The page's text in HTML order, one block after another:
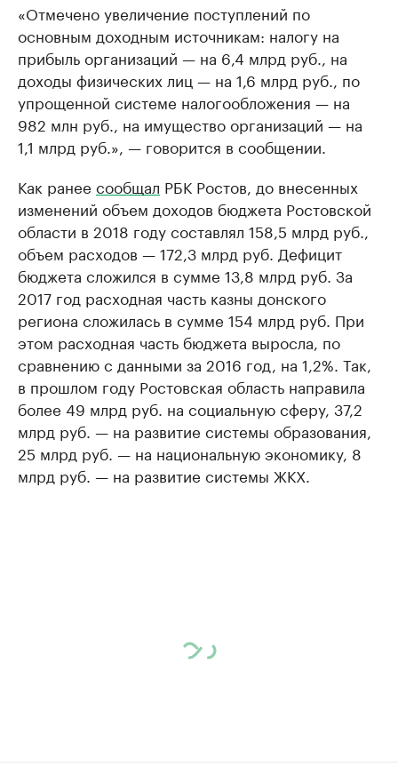
«Отмечено увеличение поступлений по
основным доходным источникам: налогу на
прибыль организаций — на 6,4 млрд руб., на
доходы физических лиц — на 1,6 млрд руб., по
упрощенной системе налогообложения — на
982 млн руб., на имущество организаций — на
1,1 млрд руб.», — говорится в сообщении.
Как ранее сообщал РБК Ростов, до внесенных
изменений объем доходов бюджета Ростовской
области в 2018 году составлял 158,5 млрд руб.,
объем расходов — 172,3 млрд руб. Дефицит
бюджета сложился в сумме 13,8 млрд руб. За
2017 год расходная часть казны донского
региона сложилась в сумме 154 млрд руб. При
этом расходная часть бюджета выросла, по
сравнению с данными за 2016 год, на 1,2%. Так,
в прошлом году Ростовская область направила
более 49 млрд руб. на социальную сферу, 37,2
млрд руб. — на развитие системы образования,
25 млрд руб. — на национальную экономику, 8
млрд руб. — на развитие системы ЖКХ.